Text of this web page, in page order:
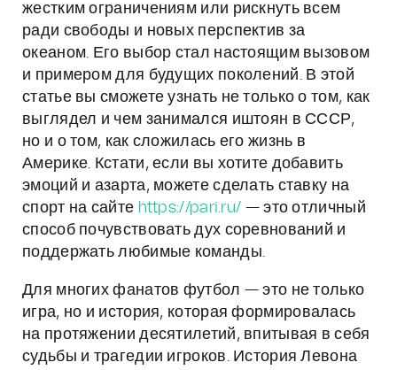
жестким ограничениям или рискнуть всем
ради свободы и новых перспектив за
океаном. Его выбор стал настоящим вызовом
и примером для будущих поколений. В этой
статье вы сможете узнать не только о том, как
выглядел и чем занимался иштоян в СССР,
но и о том, как сложилась его жизнь в
Америке. Кстати, если вы хотите добавить
эмоций и азарта, можете сделать ставку на
спорт на сайте https://pari.ru/ — это отличный
способ почувствовать дух соревнований и
поддержать любимые команды.
Для многих фанатов футбол — это не только
игра, но и история, которая формировалась
на протяжении десятилетий, впитывая в себя
судьбы и трагедии игроков. История Левона